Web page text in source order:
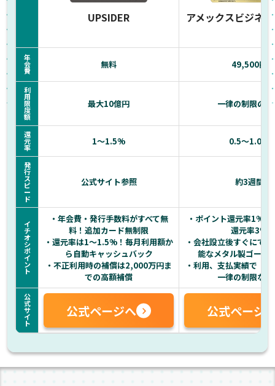
UPSIDER アメックスビジネ
年
会
費
無料 49,500円
利
用
限
度
額
最大10億円 一律の制限の
還
元
率
1〜1.5% 0.5〜1.0%
発
行
ス
ピ
ー
ド
公式サイト参照 約3週間
イ
チ
オ
シ
ポ
イ
ン
ト
・年会費・発行手数料がすべて無
料！追加カード無制限
・還元率は1～1.5%！毎月利用額か
ら自動キャッシュバック
・不正利用時の補償は2,000万円ま
での高額補償
・ポイント還元率1%・
還元率3%
・会社設立後すぐにで
能なメタル製ゴール
・利用、支払実績で【
一律の制限な
公
式
サ
イ
ト
公式ページへ 公式ページ